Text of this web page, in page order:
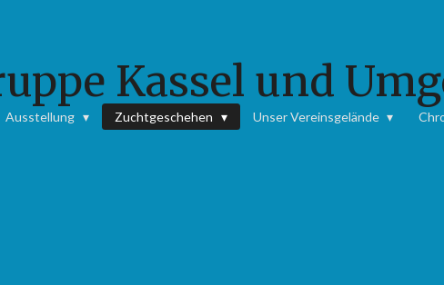
Kassel und
Ausstellung Zuchtgeschehen Unser Vereinsgelände